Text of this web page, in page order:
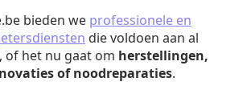
bieden we professionele en
die voldoen aan al
of het nu gaat om herstellingen,
of noodreparaties.